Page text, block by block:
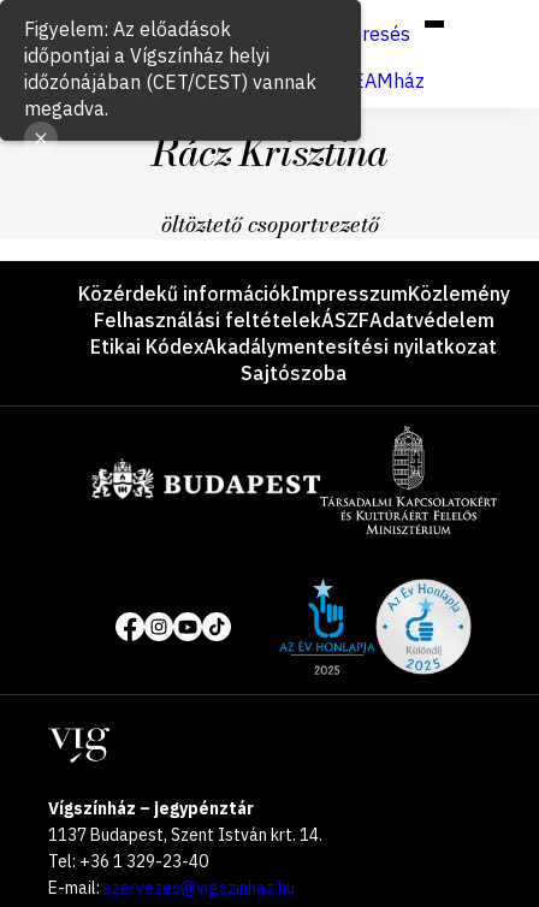
Keresés
Jegyvásárlás
VígSTREAMház
Rácz Krisztina
öltöztető csoportvezető
LáblécKözérdekű információkImpresszumKözlemény
Felhasználási feltételekÁSZFAdatvédelem
Etikai KódexAkadálymentesítési nyilatkozat
Sajtószoba
Közösségi
média
oldalak
of
year
Helyszínek
Vígszínház – jegypénztár
1137 Budapest, Szent István krt. 14.
Tel: +36 1 329-23-40
E-mail: szervezes@vigszinhaz.hu
Figyelem: Az előadások
időpontjai a Vígszínház helyi
időzónájában (CET/CEST) vannak
megadva.